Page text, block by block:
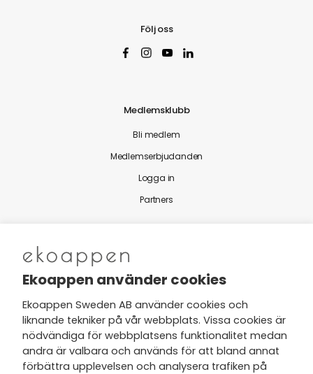
Följ oss
Medlemsklubb
Bli medlem
Medlemserbjudanden
Logga in
Partners
Nytt från Ekoappen
Jag har tagit del av Ekoappens
personuppgifts- och
integritetspolicyoch tar gärna del
av nyheter, hälsotips och exklusiva
Ekoappen använder cookies
Ekoappen Sweden AB använder cookies och
liknande tekniker på vår webbplats. Vissa cookies är
nödvändiga för webbplatsens funktionalitet medan
andra är valbara och används för att bland annat
förbättra upplevelsen och analysera trafiken på